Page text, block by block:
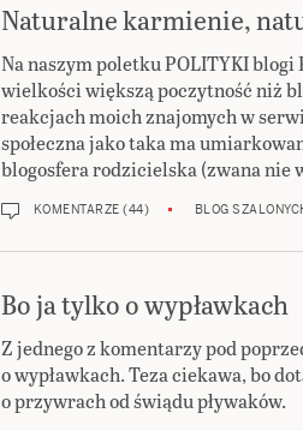
Naturalne karmienie,
Na naszym poletku POLITYKI
wielkości większą poczytność niż
reakcjach moich znajomych w
społeczna jako taka ma
blogosfera rodzicielska (zwana nie
KOMENTARZE (44) BLOG
Bo ja tylko o wypławkach
Z jednego z komentarzy pod
o wypławkach. Teza ciekawa, bo
o przywrach od świądu pływaków.